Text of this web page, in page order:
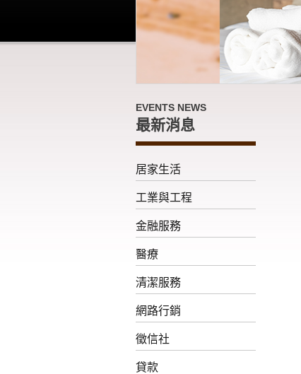
EVENTS NEWS
最新消息
居家生活
工業與工程
金融服務
醫療
清潔服務
網路行銷
徵信社
貸款